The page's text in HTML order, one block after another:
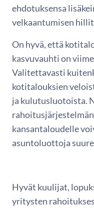
ehdotuksensa
velkaantumisen
On hyvä, että
kasvuvauhti on
Valitettavasti
kotitalouksien
ja kulutusluotoista.
kansantaloudelle
asuntoluottoja
Hyvät kuulijat,
yritysten